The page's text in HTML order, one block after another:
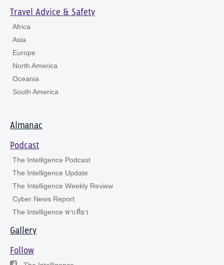
Travel Advice & Safety
Africa
Asia
Europe
North America
Oceania
South America
Almanac
Podcast
The Intelligence Podcast
The Intelligence Update
The Intelligence Weekly Review
Cyber News Report
The Intelligence พาเที่ยว
Gallery
Follow